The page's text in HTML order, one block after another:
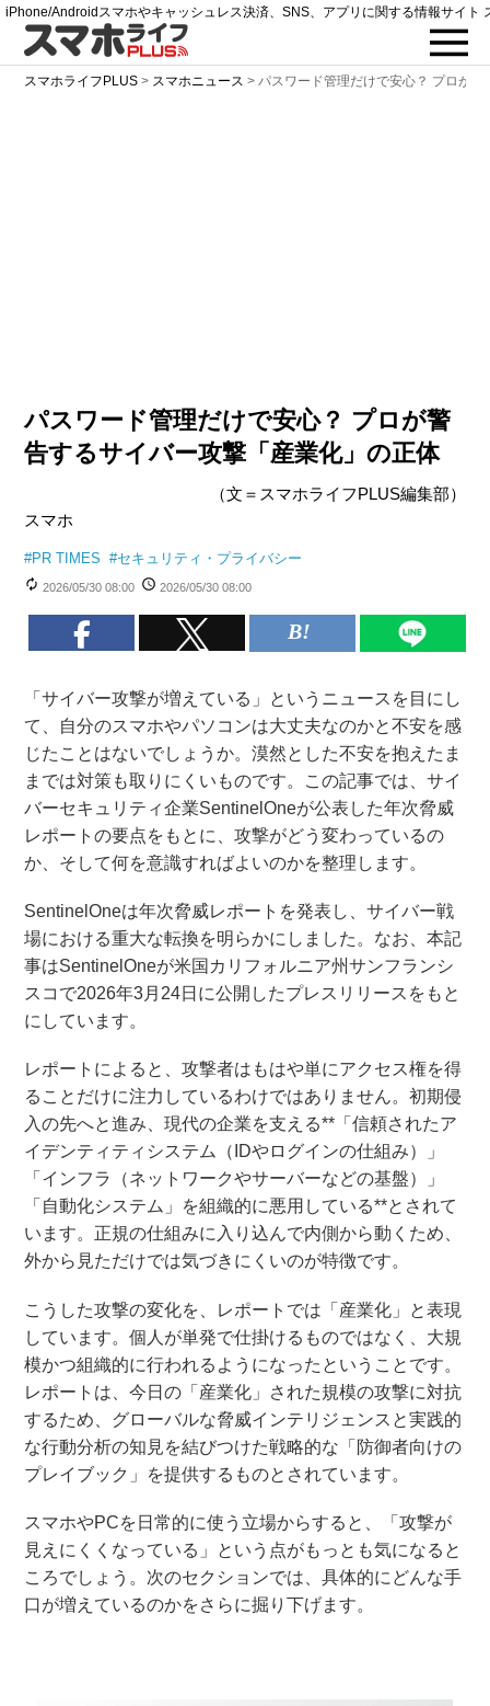
iPhone/Androidスマホやキャッシュレス決済、SNS、アプリに関する情報サイト
スマホライフPLUS > スマホニュース >パスワード管理だけで安心？ プロが
パスワード管理だけで安心？ プロが警
告するサイバー攻撃「産業化」の正体
（文＝スマホライフPLUS編集部）
スマホ
#PR TIMES #セキュリティ・プライバシー
2026/05/30 08:00 2026/05/30 08:00
「サイバー攻撃が増えている」というニュースを目にし
て、自分のスマホやパソコンは大丈夫なのかと不安を感
じたことはないでしょうか。漠然とした不安を抱えたま
までは対策も取りにくいものです。この記事では、サイ
バーセキュリティ企業SentinelOneが公表した年次脅威
レポートの要点をもとに、攻撃がどう変わっているの
か、そして何を意識すればよいのかを整理します。
SentinelOneは年次脅威レポートを発表し、サイバー戦
場における重大な転換を明らかにしました。なお、本記
事はSentinelOneが米国カリフォルニア州サンフランシ
スコで2026年3月24日に公開したプレスリリースをもと
にしています。
レポートによると、攻撃者はもはや単にアクセス権を得
ることだけに注力しているわけではありません。初期侵
入の先へと進み、現代の企業を支える**「信頼されたア
イデンティティシステム（IDやログインの仕組み）」
「インフラ（ネットワークやサーバーなどの基盤）」
「自動化システム」を組織的に悪用している**とされて
います。正規の仕組みに入り込んで内側から動くため、
外から見ただけでは気づきにくいのが特徴です。
こうした攻撃の変化を、レポートでは「産業化」と表現
しています。個人が単発で仕掛けるものではなく、大規
模かつ組織的に行われるようになったということです。
レポートは、今日の「産業化」された規模の攻撃に対抗
するため、グローバルな脅威インテリジェンスと実践的
な行動分析の知見を結びつけた戦略的な「防御者向けの
プレイブック」を提供するものとされています。
スマホやPCを日常的に使う立場からすると、「攻撃が
見えにくくなっている」という点がもっとも気になると
ころでしょう。次のセクションでは、具体的にどんな手
口が増えているのかをさらに掘り下げます。